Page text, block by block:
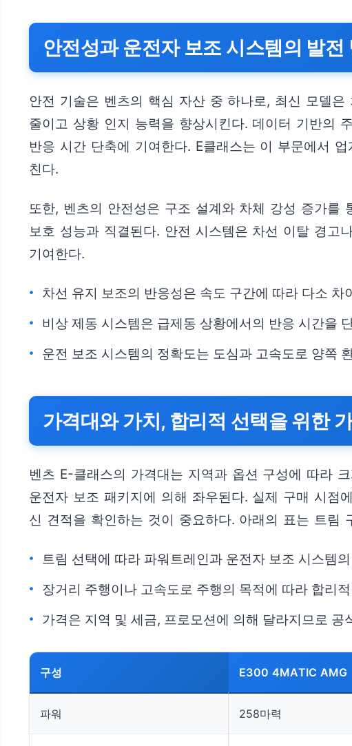
안전성과 운전자 보조 시스템의 발전
안전 기술은 벤츠의 핵심 자산 중 하나로, 최신 모델
줄이고 상황 인지 능력을 향상시킨다. 데이터 기반의
반응 시간 단축에 기여한다. E클래스는 이 부문에서
친다.
또한, 벤츠의 안전성은 구조 설계와 차체 강성 증가를
보호 성능과 직결된다. 안전 시스템은 차선 이탈 경고
기여한다.
차선 유지 보조의 반응성은 속도 구간에 따라 다소 차
비상 제동 시스템은 급제동 상황에서의 반응 시간을
운전 보조 시스템의 정확도는 도심과 고속도로 양쪽
가격대와 가치, 합리적 선택을 위한
벤츠 E-클래스의 가격대는 지역과 옵션 구성에 따라
운전자 보조 패키지에 의해 좌우된다. 실제 구매 시점
신 견적을 확인하는 것이 중요하다. 아래의 표는 트림
트림 선택에 따라 파워트레인과 운전자 보조 시스템
장거리 주행이나 고속도로 주행의 목적에 따라 합리
가격은 지역 및 세금, 프로모션에 의해 달라지므로
구성 E300 4MATIC AMG
파워 258마력